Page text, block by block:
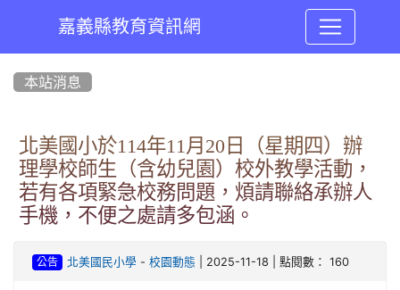
嘉義縣教育資訊網
本站消息
北美國小於114年11月20日（星期四）辦
理學校師生（含幼兒園）校外教學活動，
若有各項緊急校務問題，煩請聯絡承辦人
手機，不便之處請多包涵。
公告 北美國民小學- 校園動態 | 2025-11-18 | 點閱數： 160